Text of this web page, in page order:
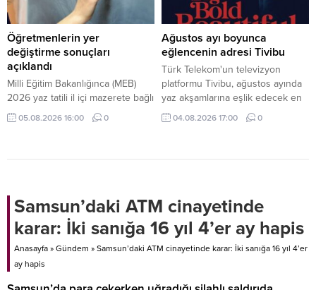
değerlendiriliyor.
Öğretmenlerin yer
değiştirme sonuçları
açıklandı
Milli Eğitim Bakanlığınca (MEB)
2026 yaz tatili il içi mazerete bağlı
yer değiştirme başvurusunda
bulunan kadrolu öğretmenlerin
05.08.2026 16:00 0
Ağustos ayı boyunca
eğlencenin adresi Tivibu
Türk Telekom'un televizyon
platformu Tivibu, ağustos ayında
yaz akşamlarına eşlik edecek en
yeni yapımları ve sevilen klasikleri
izleyicilerle buluşturmaya devam
seçkisiyle yaz tatili coşkusunu
artırıyor.
04.08.2026 17:00 0
Samsun’daki ATM cinayetinde
karar: İki sanığa 16 yıl 4’er ay hapis
Anasayfa » Gündem » Samsun’daki ATM cinayetinde karar: İki sanığa 16 yıl 4’er
ay hapis